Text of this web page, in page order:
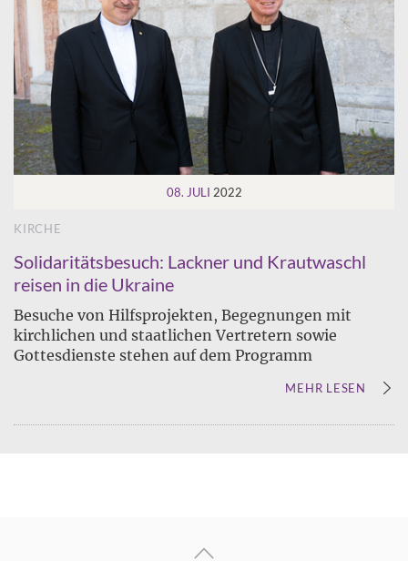
08. JULI 2022
KIRCHE
Solidaritätsbesuch: Lackner und Krautwaschl
reisen in die Ukraine
Besuche von Hilfsprojekten, Begegnungen mit
kirchlichen und staatlichen Vertretern sowie
Gottesdienste stehen auf dem Programm
MEHR LESEN